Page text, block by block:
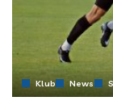
Klub News